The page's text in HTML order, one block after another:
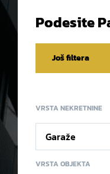
Podesite
Još filtera
VRSTA NEKRETNINE
VRSTA OBJEKTA